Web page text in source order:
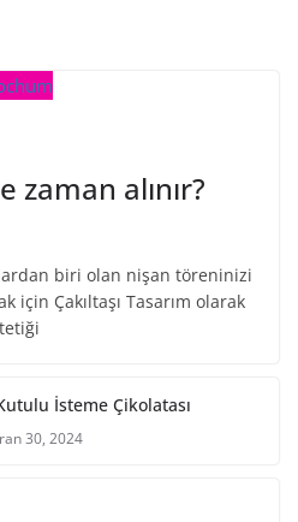
zaman alınır?
biri olan nişan töreninizi
için Çakıltaşı Tasarım olarak
İsteme Çikolatası
30, 2024